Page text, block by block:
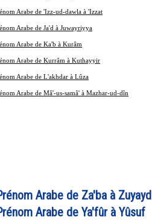
Arabe de 'Izz-ud-dawla à 'Izzat
Arabe de Ja'd à Juwayriyya
Arabe de Ka'b à Kurâm
Arabe de Kurrâm à Kuthayyir
Arabe de L'akhdar à Lûza
Arabe de Mâ'-us-samâ' à Mazhar-ud-dîn
Arabe de Za'ba à Zuyayd
Arabe de Ya'fûr à Yûsuf